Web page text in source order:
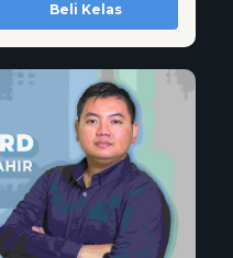
Beli Kelas